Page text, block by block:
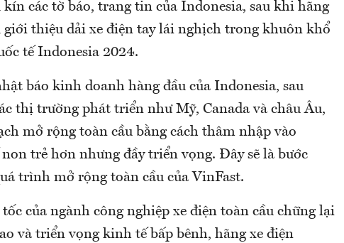
các tờ báo, trang tin của Indonesia, sau khi hãng
giới thiệu dải xe điện tay lái nghịch trong khuôn khổ
tế Indonesia 2024.
báo kinh doanh hàng đầu của Indonesia, sau
thị trường phát triển như Mỹ, Canada và châu Âu,
mở rộng toàn cầu bằng cách thâm nhập vào
trẻ hơn nhưng đầy triển vọng. Đây sẽ là bước
trình mở rộng toàn cầu của VinFast.
của ngành công nghiệp xe điện toàn cầu chững lại
và triển vọng kinh tế bấp bênh, hãng xe điện